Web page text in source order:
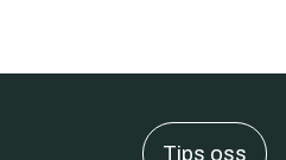
Tips oss